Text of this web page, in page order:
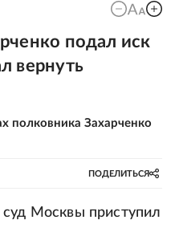
подал иск
вернуть
полковника Захарченко
ПОДЕЛИТЬСЯ
Москвы приступил